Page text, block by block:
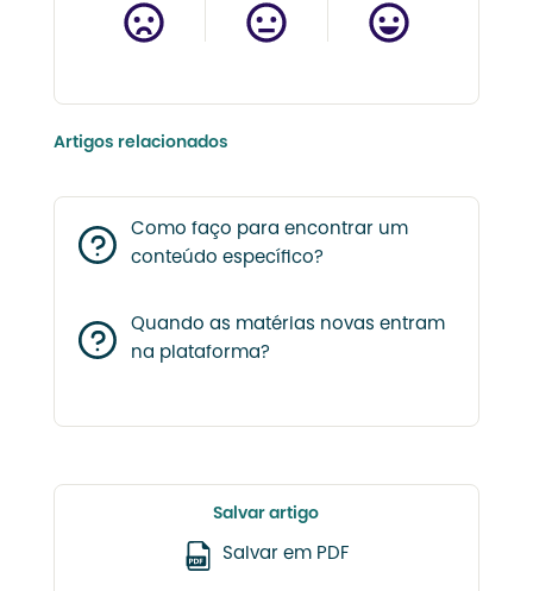
Artigos relacionados
Como faço para encontrar um
conteúdo específico?
Quando as matérias novas entram
na plataforma?
Salvar artigo
Salvar em PDF